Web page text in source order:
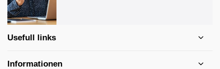
Usefull links
Informationen